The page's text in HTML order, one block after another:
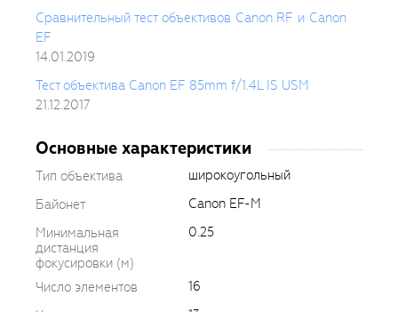
Сравнительный тест объективов Canon RF и Canon
EF
14.01.2019
Тест объектива Canon EF 85mm f/1.4L IS USM
21.12.2017
Основные характеристики
Тип объектива
широкоугольный
Байонет
Canon EF-M
Минимальная
дистанция
фокусировки (м)
0.25
Число элементов
16